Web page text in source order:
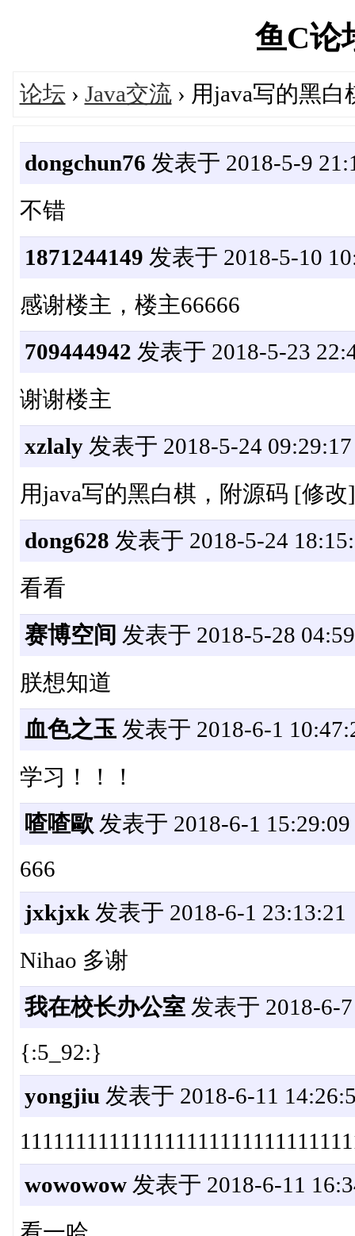
鱼C论
论坛 › Java交流› 用java写的黑白
dongchun76 发表于 2018-5-9
不错
1871244149 发表于 2018-5-10
感谢楼主，楼主66666
709444942 发表于 2018-5-23
谢谢楼主
xzlaly发表于 2018-5-24 09:29:17
用java写的黑白棋，附源码 [修
dong628 发表于 2018-5-24
看看
赛博空间 发表于 2018-5-28
朕想知道
血色之玉发表于 2018-6-1
学习！！！
喳喳歐发表于 2018-6-1 15:29:09
666
jxkjxk发表于 2018-6-1 23:13:21
Nihao 多谢
我在校长办公室发表于 2018-6-7
{:5_92:}
yongjiu 发表于 2018-6-11
wowowow发表于 2018-6-11